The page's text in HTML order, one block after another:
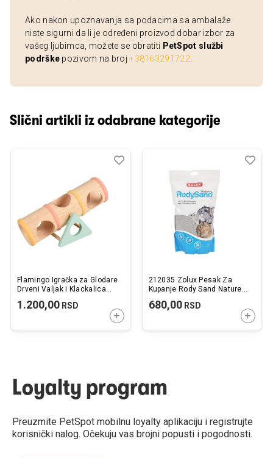
Ako nakon upoznavanja sa podacima sa ambalaže
niste sigurni da li je određeni proizvod dobar izbor za
vašeg ljubimca, možete se obratiti PetSpot službi
podrške pozivom na broj+38163291722
Slični artikli iz odabrane kategorije
Flamingo Igračka za Glodare
Drveni Valjak i Klackalica
1.200,00 RSD
DODAJTE U KORPU
Dodaj
Uporedi
212035 Zolux Pesak Za
Kupanje Rody Sand Nature
680,00RSD
Loyalty program
Preuzmite PetSpot mobilnu loyalty aplikaciju i registrujte
korisnički nalog. Očekuju vas brojni popusti i pogodnosti.